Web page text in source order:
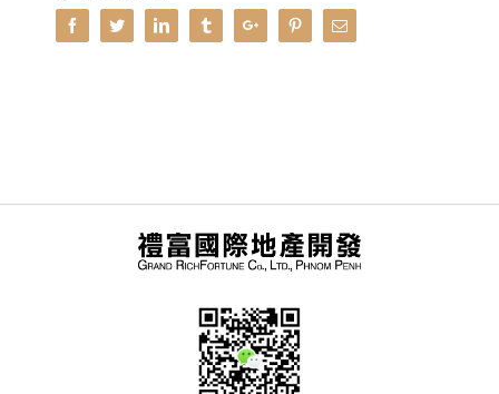
Facebook
TwitterLinkedinTumblrGoogle+PinterestEmail